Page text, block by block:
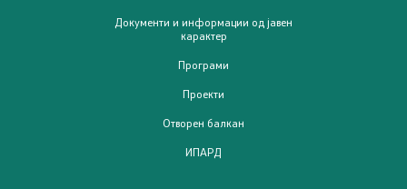
ИПАРД Програма 2021-2027
Документи и информации од јавен
карактер
Програми
Проекти
Отворен балкан
ИПАРД